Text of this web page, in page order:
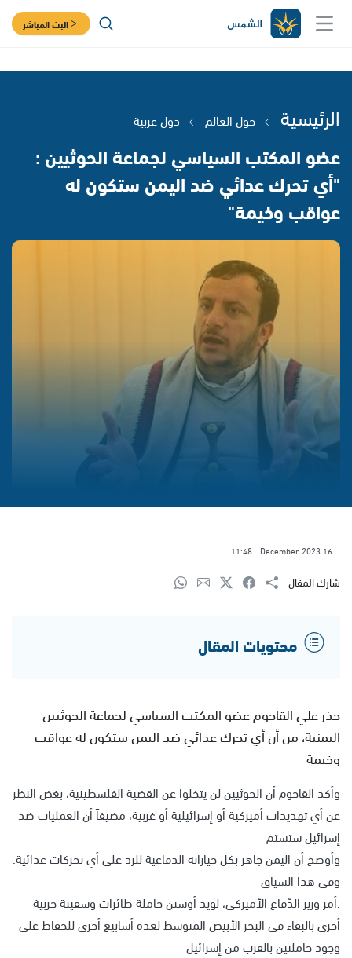
البث المباشر
الرئيسية حول العالم دول عربية
عضو المكتب السياسي لجماعة الحوثيين :
"أي تحرك عدائي ضد اليمن ستكون له
عواقب وخيمة"
16 December 2023
11:48
شارك المقال
محتويات المقال
حذر علي القاحوم عضو المكتب السياسي لجماعة الحوثيين
اليمنية، من أن أي تحرك عدائي ضد اليمن ستكون له عواقب
وخيمة
وأكد القاحوم أن الحوثيين لن يتخلوا عن القضية الفلسطينية، بغض النظر
عن أي تهديدات أميركية أو إسرائيلية أو غربية، مضيفاً أن العمليات ضد
إسرائيل ستستم
وأوضح أن اليمن جاهز بكل خياراته الدفاعية للرد على أي تحركات عدائية.
وفي هذا السياق
.أمر وزير الدّفاع الأميركي، لويد أوستن حاملة طائرات وسفينة حربية
أخرى بالبقاء في البحر الأبيض المتوسط لعدة أسابيع أخرى للحفاظ على
وجود حاملتين بالقرب من إسرائيل